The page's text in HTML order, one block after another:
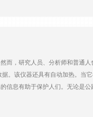
成本低
而，研究人员、分析师和普通
。该仪器还具有自动加热。当
信息有助于保护人们。无论是公